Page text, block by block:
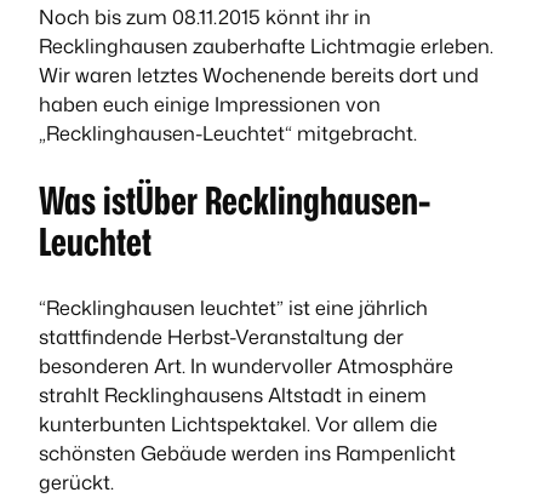
Noch bis zum 08.11.2015 könnt ihr in
Recklinghausen zauberhafte Lichtmagie erleben.
Wir waren letztes Wochenende bereits dort und
haben euch einige Impressionen von
„Recklinghausen-Leuchtet“ mitgebracht.
Was istÜber Recklinghausen-
Leuchtet
“Recklinghausen leuchtet” ist eine jährlich
stattfindende Herbst-Veranstaltung der
besonderen Art. In wundervoller Atmosphäre
strahlt Recklinghausens Altstadt in einem
kunterbunten Lichtspektakel. Vor allem die
schönsten Gebäude werden ins Rampenlicht
gerückt.